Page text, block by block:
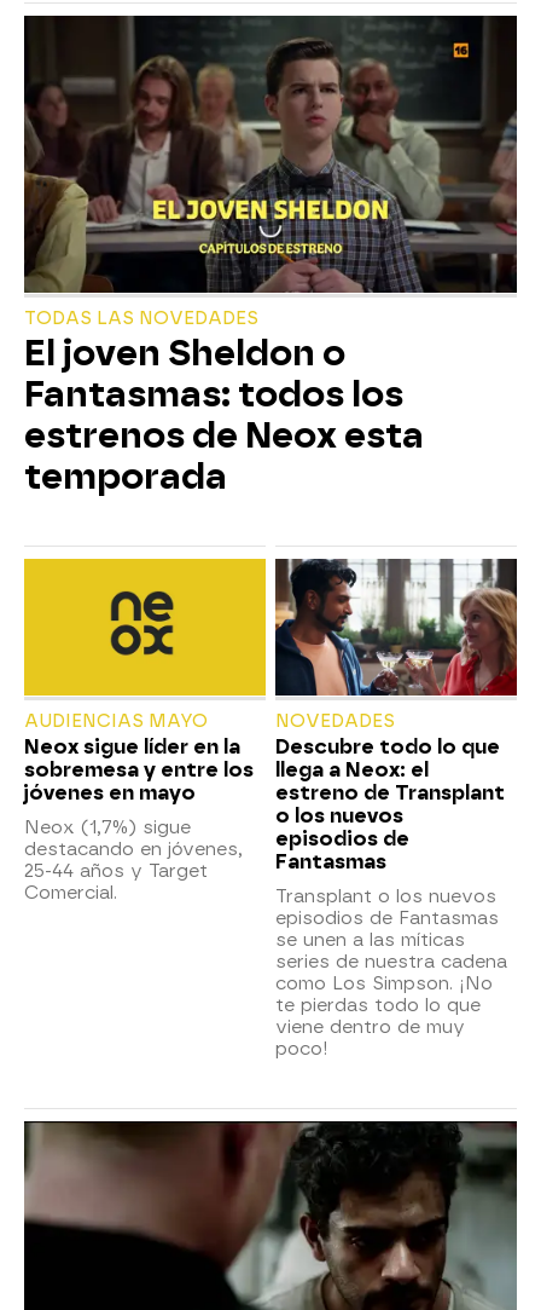
TODAS LAS NOVEDADES
El joven Sheldon o
Fantasmas: todos los
estrenos de Neox esta
temporada
AUDIENCIAS MAYO
Neox sigue líder en la
sobremesa y entre los
jóvenes en mayo
Neox (1,7%) sigue
destacando en jóvenes,
25-44 años y Target
Comercial.
NOVEDADES
Descubre todo lo que
llega a Neox: el
estreno de Transplant
o los nuevos
episodios de
Fantasmas
Transplant o los nuevos
episodios de Fantasmas
se unen a las míticas
series de nuestra cadena
como Los Simpson. ¡No
te pierdas todo lo que
viene dentro de muy
poco!